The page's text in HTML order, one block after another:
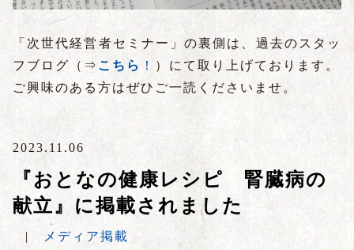
「次世代経営者セミナー」の裏側は、過去のスタッ
フブログ（⇒ こちら ！
）にて取り上げております。
ご興味のある方はぜひご一読くださいませ。
2023.11.06
『おとなの健康レシピ 腎臓病の
献立』に掲載されました
| メディア掲載